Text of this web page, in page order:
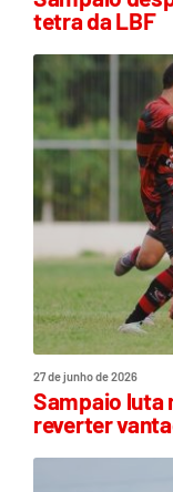
tetra da LBF
27 de junho de 2026
Sampaio luta
reverter